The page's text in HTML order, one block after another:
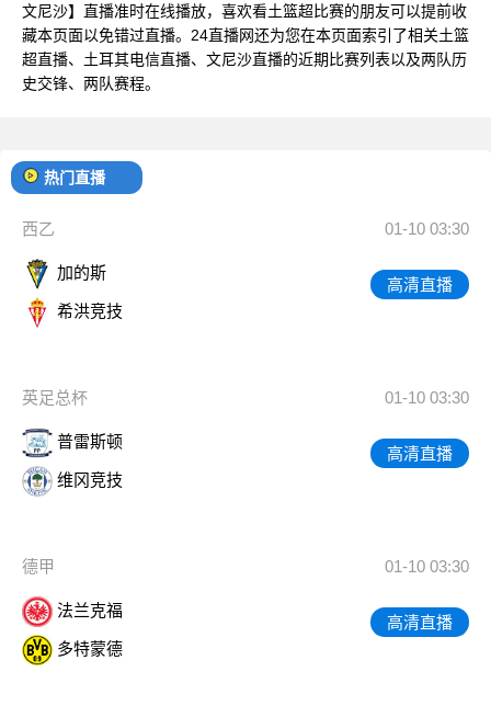
文尼沙】直播准时在线播放，喜欢看土篮超比赛的朋友可以提前收
藏本页面以免错过直播。24直播网还为您在本页面索引了相关土篮
超直播、土耳其电信直播、文尼沙直播的近期比赛列表以及两队历
史交锋、两队赛程。
热门直播
西乙 01-10 03:30
加的斯
希洪竞技
高清直播
英足总杯 01-10 03:30
普雷斯顿
维冈竞技
高清直播
德甲 01-10 03:30
法兰克福
多特蒙德
高清直播